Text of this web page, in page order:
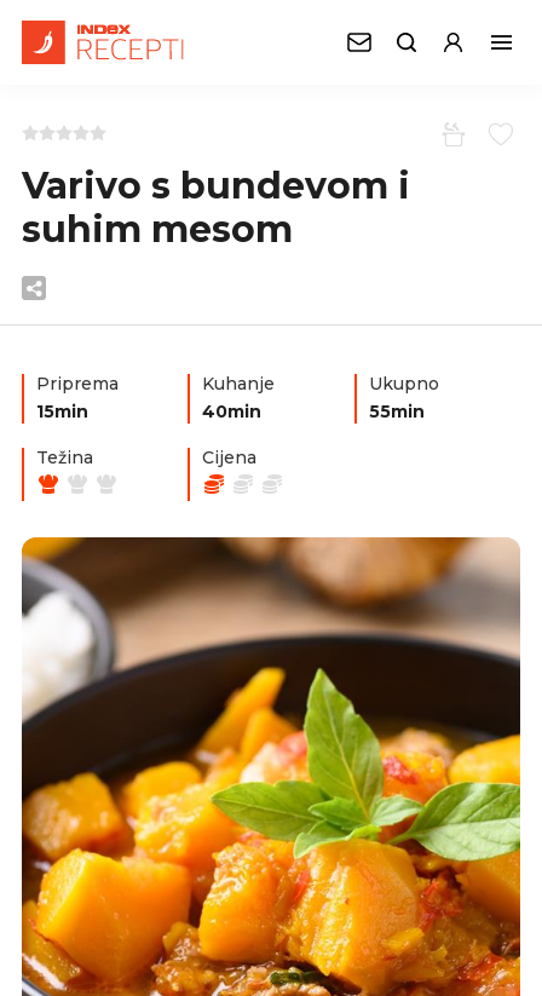
Varivo s bundevom i
suhim mesom
Priprema
15min
Kuhanje
40min
Ukupno
55min
Težina Cijena